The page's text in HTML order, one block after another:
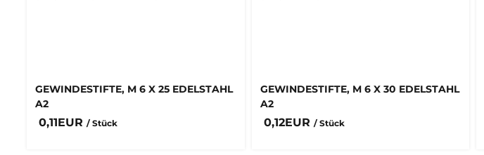
GEWINDESTIFTE, M 6 X 25 EDELSTAHL
A2
0,11EUR / Stück
GEWINDESTIFTE, M 6 X 30 EDELSTAHL
A2
0,12EUR / Stück